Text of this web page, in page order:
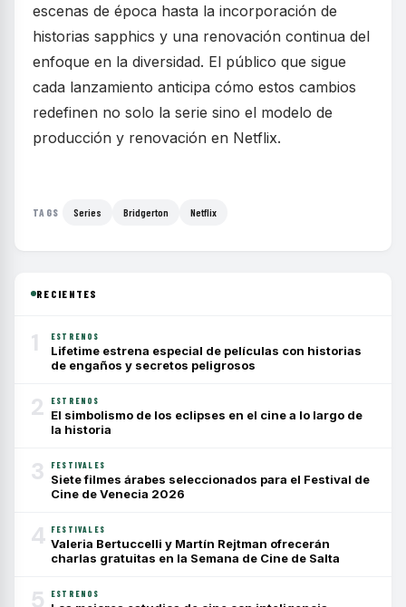
escenas de época hasta la incorporación de
historias sapphics y una renovación continua del
enfoque en la diversidad. El público que sigue
cada lanzamiento anticipa cómo estos cambios
redefinen no solo la serie sino el modelo de
producción y renovación en Netflix.
TAGS Series Bridgerton Netflix
RECIENTES
1 ESTRENOS
Lifetime estrena especial de películas con historias
de engaños y secretos peligrosos
2 ESTRENOS
El simbolismo de los eclipses en el cine a lo largo de
la historia
3 FESTIVALES
Siete filmes árabes seleccionados para el Festival de
Cine de Venecia 2026
4 FESTIVALES
Valeria Bertuccelli y Martín Rejtman ofrecerán
charlas gratuitas en la Semana de Cine de Salta
5 ESTRENOS